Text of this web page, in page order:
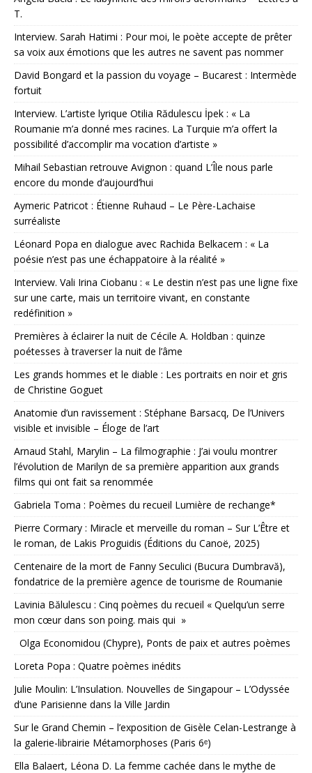
T.
Interview. Sarah Hatimi : Pour moi, le poète accepte de prêter
sa voix aux émotions que les autres ne savent pas nommer
David Bongard et la passion du voyage – Bucarest : Intermède
fortuit
Interview. L’artiste lyrique Otilia Rădulescu İpek : « La
Roumanie m’a donné mes racines. La Turquie m’a offert la
possibilité d’accomplir ma vocation d’artiste »
Mihail Sebastian retrouve Avignon : quand L’Île nous parle
encore du monde d’aujourd’hui
Aymeric Patricot : Étienne Ruhaud – Le Père-Lachaise
surréaliste
Léonard Popa en dialogue avec Rachida Belkacem : « La
poésie n’est pas une échappatoire à la réalité »
Interview. Vali Irina Ciobanu : « Le destin n’est pas une ligne fixe
sur une carte, mais un territoire vivant, en constante
redéfinition »
Premières à éclairer la nuit de Cécile A. Holdban : quinze
poétesses à traverser la nuit de l’âme
Les grands hommes et le diable : Les portraits en noir et gris
de Christine Goguet
Anatomie d’un ravissement : Stéphane Barsacq, De l’Univers
visible et invisible – Éloge de l’art
Arnaud Stahl, Marylin – La filmographie : J’ai voulu montrer
l’évolution de Marilyn de sa première apparition aux grands
films qui ont fait sa renommée
Gabriela Toma : Poèmes du recueil Lumière de rechange*
Pierre Cormary : Miracle et merveille du roman – Sur L’Être et
le roman, de Lakis Proguidis (Éditions du Canoë, 2025)
Centenaire de la mort de Fanny Seculici (Bucura Dumbravă),
fondatrice de la première agence de tourisme de Roumanie
Lavinia Bălulescu : Cinq poèmes du recueil « Quelqu’un serre
mon cœur dans son poing. mais qui »
Olga Economidou (Chypre), Ponts de paix et autres poèmes
Loreta Popa : Quatre poèmes inédits
Julie Moulin: L’Insulation. Nouvelles de Singapour – L’Odyssée
d’une Parisienne dans la Ville Jardin
Sur le Grand Chemin – l’exposition de Gisèle Celan-Lestrange à
la galerie-librairie Métamorphoses (Paris 6ᵉ)
Ella Balaert, Léona D. La femme cachée dans le mythe de